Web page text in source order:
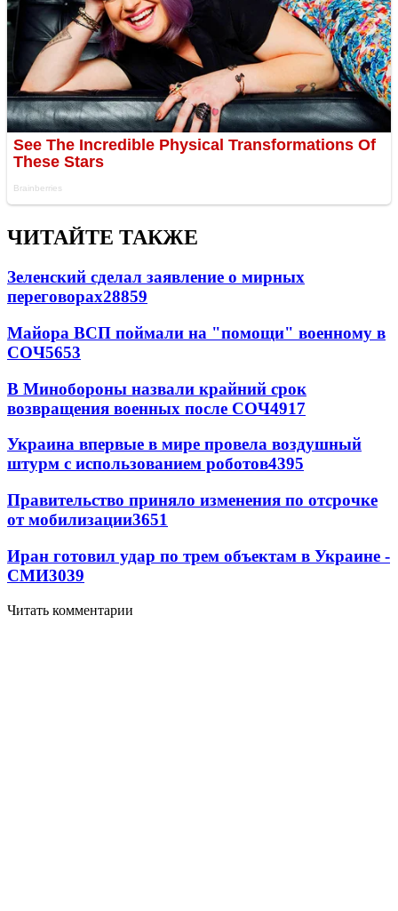
ЧИТАЙТЕ ТАКЖЕ
Зеленский сделал заявление о мирных
переговорах28859
Майора ВСП поймали на "помощи" военному в
СОЧ5653
В Минобороны назвали крайний срок
возвращения военных после СОЧ4917
Украина впервые в мире провела воздушный
штурм с использованием роботов4395
Правительство приняло изменения по отсрочке
от мобилизации3651
Иран готовил удар по трем объектам в Украине -
СМИ3039
Читать комментарии